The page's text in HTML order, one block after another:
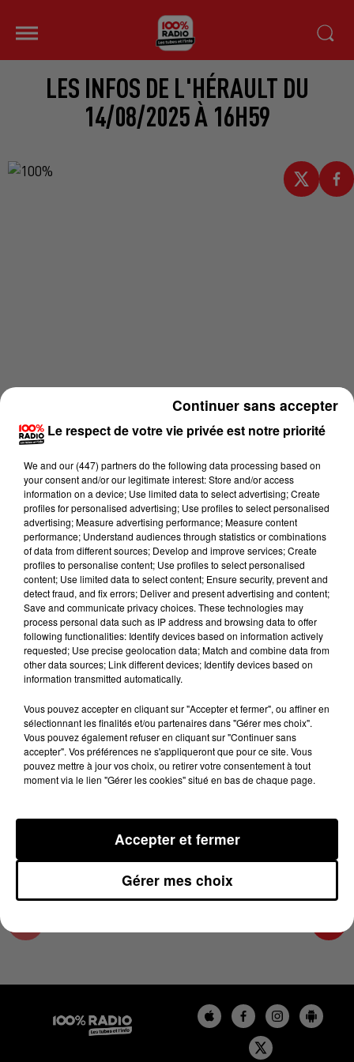
LES INFOS DE L'HÉRAULT DU
14/08/2025 À 16H59
Lecture (3 min 57 sec)
100%
100% Radio les infos de l'Hérault
14 août 2025 - 3 min 57 sec
LES INFOS DE L'HÉRAULT DU 14/08/2025 À
16H59
Podcasts infos de l'Hérault
Le respect de votre vie privée est notre priorité
We and our (447) partnersdo the following data processing based on
your consent and/or our legitimate interest: Store and/or access
information on a device; Use limited data to select advertising; Create
profiles for personalised advertising; Use profiles to select personalised
advertising; Measure advertising performance; Measure content
performance; Understand audiences through statistics or combinations
of data from different sources; Develop and improve services; Create
profiles to personalise content; Use profiles to select personalised
content; Use limited data to select content; Ensure security, prevent and
detect fraud, and fix errors; Deliver and present advertising and content;
Save and communicate privacy choices. These technologies may
process personal data such as IP address and browsing data to offer
following functionalities: Identify devices based on information actively
requested; Use precise geolocation data; Match and combine data from
other data sources; Link different devices; Identify devices based on
information transmitted automatically.
Vous pouvez accepter en cliquant sur "Accepter et fermer", ou affiner en
sélectionnant les finalités et/ou partenaires dans "Gérer mes choix".
Vous pouvez également refuser en cliquant sur "Continuer sans
accepter". Vos préférences ne s'appliqueront que pour ce site. Vous
pouvez mettre à jour vos choix, ou retirer votre consentement à tout
moment via le lien "Gérer les cookies" situé en bas de chaque page.
Gérer mes choix
Accepter et fermer
Continuer sans accepter